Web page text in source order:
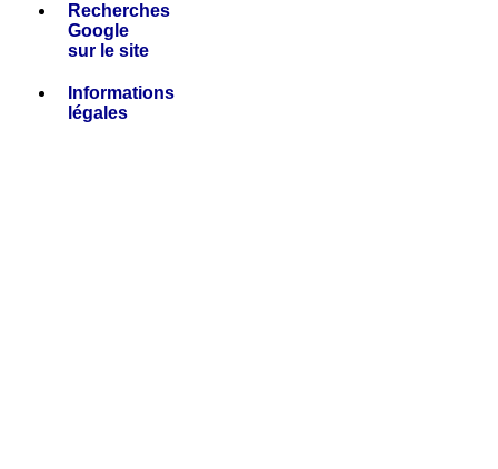
Recherches
Google
sur le site
Informations
légales